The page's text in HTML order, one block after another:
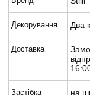
Декорування Два
Доставка
Застібка на